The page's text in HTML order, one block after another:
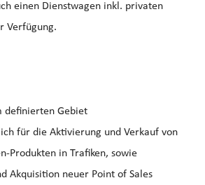
einen Dienstwagen inkl. privaten
Verfügung.
definierten Gebiet
für die Aktivierung und Verkauf von
Produkten in Trafiken, sowie
Akquisition neuer Point of Sales